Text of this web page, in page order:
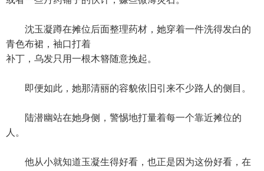
沈玉凝蹲在摊位后面整理药材，她穿着一件洗得发白的
青色布裙，袖口打着
补丁，乌发只用一根木簪随意挽起。
即便如此，她那清丽的容貌依旧引来不少路人的侧目。
陆潜幽站在她身侧，警惕地打量着每一个靠近摊位的
人。
他从小就知道玉凝生得好看，也正是因为这份好看，在